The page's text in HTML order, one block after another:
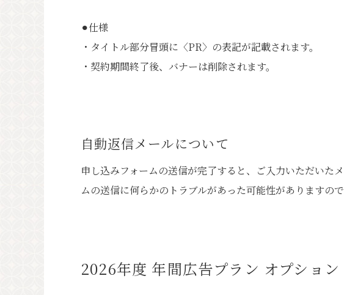
⚫︎仕様
・タイトル部分冒頭に〈PR〉の表記が記載されます。
・契約期間終了後、バナーは削除されます。
自動返信メールについて
申し込みフォームの送信が完了すると、ご入力いただいた
ムの送信に何らかのトラブルがあった可能性がありますの
2026年度 年間広告プラン オプション